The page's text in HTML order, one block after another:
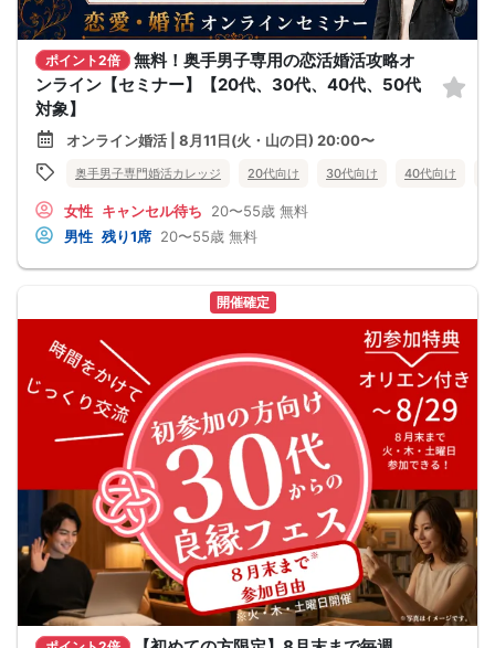
ポイント2倍
無料！奥手男子専用の恋活婚活攻略オ
ンライン【セミナー】【20代、30代、40代、50代
対象】
オンライン婚活 | 8月11日(火・山の日) 20:00〜
奥手男子専門婚活カレッジ 20代向け 30代向け 40代向け
女性 キャンセル待ち 20〜55歳 無料
男性 残り1席 20〜55歳 無料
開催確定